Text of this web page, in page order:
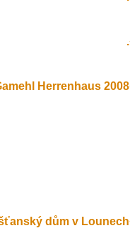
.
Herrenhaus 2008
dům v Lounech